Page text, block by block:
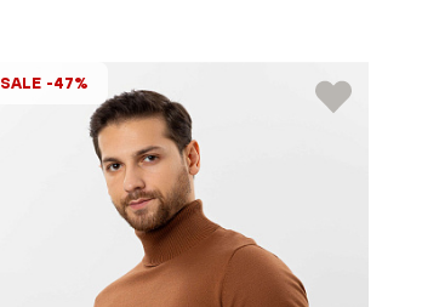
SALE -47%